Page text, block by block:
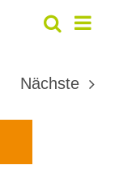
Suche
und
Suche
Liste
Nächste